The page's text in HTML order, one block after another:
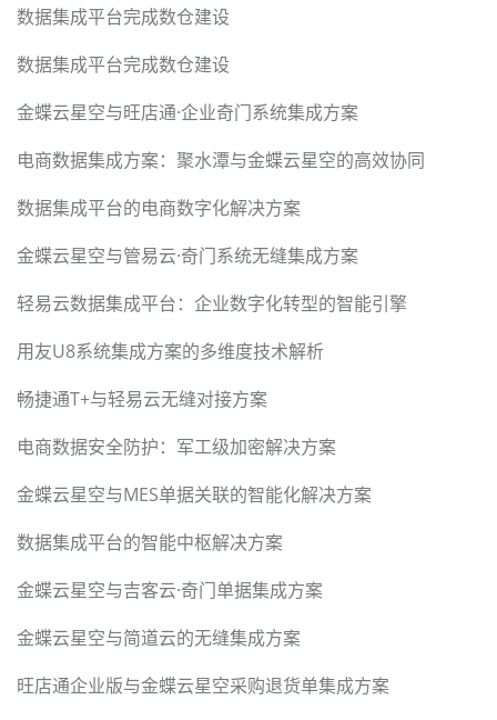
数据集成平台完成数仓建设
数据集成平台完成数仓建设
金蝶云星空与旺店通·企业奇门系统集成方案
电商数据集成方案：聚水潭与金蝶云星空的高效协同
数据集成平台的电商数字化解决方案
金蝶云星空与管易云·奇门系统无缝集成方案
轻易云数据集成平台：企业数字化转型的智能引擎
用友U8系统集成方案的多维度技术解析
畅捷通T+与轻易云无缝对接方案
电商数据安全防护：军工级加密解决方案
金蝶云星空与MES单据关联的智能化解决方案
数据集成平台的智能中枢解决方案
金蝶云星空与吉客云·奇门单据集成方案
金蝶云星空与简道云的无缝集成方案
旺店通企业版与金蝶云星空采购退货单集成方案